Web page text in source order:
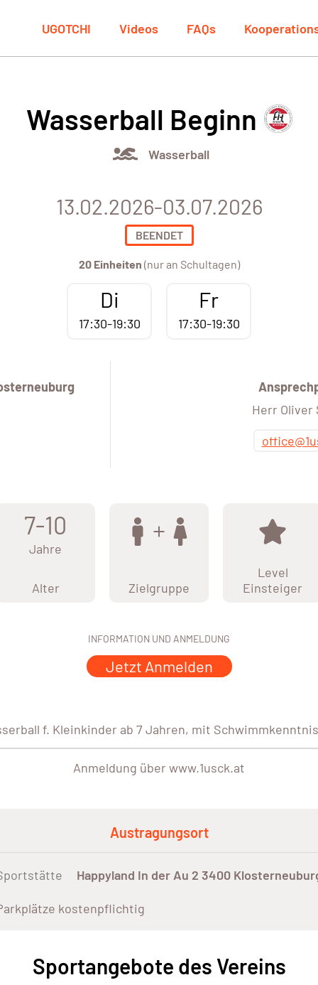
UGOTCHI Videos FAQs
Wasserball Beginn
Wasserball
13.02.2026-03.07.2026
BEENDET
20 Einheiten (nur an Schultagen)
Di
17:30-19:30
Fr
17:30-19:30
Herr Oliver
7-10
Jahre
Alter Zielgruppe
Level
Einsteiger
INFORMATION UND ANMELDUNG
Jetzt Anmelden
f. Kleinkinder ab 7 Jahren, mit
Anmeldung über www.1usck.at
Austragungsort
Happyland In der Au 2 3400
kostenpflichtig
Sportangebote des Vereins